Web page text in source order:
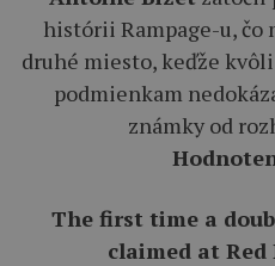
histórii Rampage-u, čo
druhé miesto, keďže
podmienkam
známky od
The first time a
claimed at Red